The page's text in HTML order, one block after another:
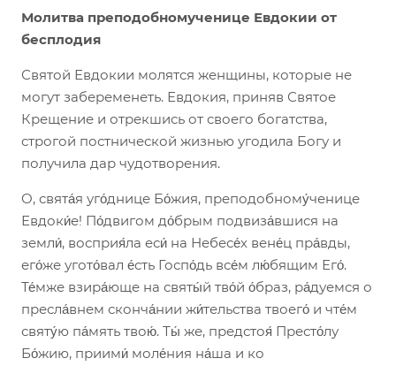
Молитва преподобномученице Евдокии от
бесплодия
Святой Евдокии молятся женщины, которые не
могут забеременеть. Евдокия, приняв Святое
Крещение и отрекшись от своего богатства,
строгой постнической жизнью угодила Богу и
получила дар чудотворения.
О, свята́я уго́днице Бо́жия, преподобному́ченице
Евдоки́е! По́двигом до́брым подвиза́вшися на
земли́, восприя́ла еси́ на Небесе́х вене́ц пра́вды,
его́же угото́вал е́сть Госпо́дь все́м лю́бящим Его́.
Те́мже взира́юще на святы́й тво́й о́браз, ра́дуемся о
пресла́внем сконча́нии жи́тельства твоего́ и чте́м
святу́ю па́мять твою́. Ты́ же, предстоя́ Престо́лу
Бо́жию, приими́ моле́ния на́ша и ко